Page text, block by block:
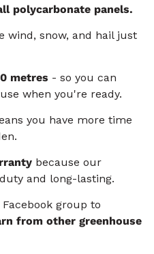
polycarbonate panels.
wind, snow, and hail just
metres - so you can
when you're ready.
you have more time
because our
and long-lasting.
group to
from other greenhouse